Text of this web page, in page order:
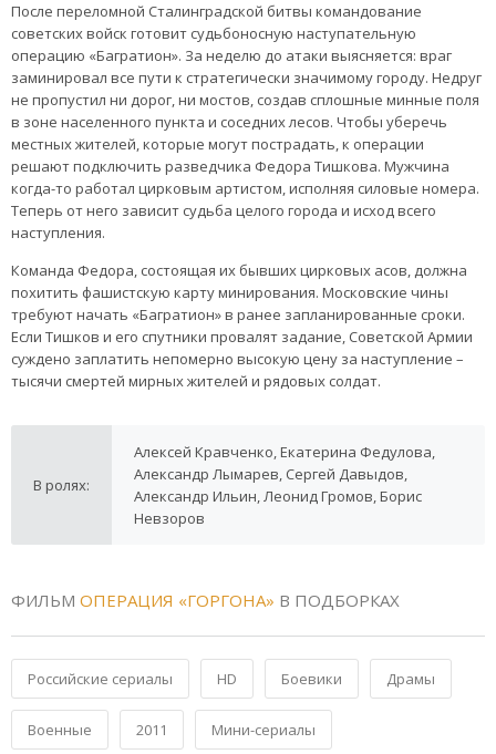
После переломной Сталинградской битвы командование
советских войск готовит судьбоносную наступательную
операцию «Багратион». За неделю до атаки выясняется: враг
заминировал все пути к стратегически значимому городу. Недруг
не пропустил ни дорог, ни мостов, создав сплошные минные поля
в зоне населенного пункта и соседних лесов. Чтобы уберечь
местных жителей, которые могут пострадать, к операции
решают подключить разведчика Федора Тишкова. Мужчина
когда-то работал цирковым артистом, исполняя силовые номера.
Теперь от него зависит судьба целого города и исход всего
наступления.
Команда Федора, состоящая их бывших цирковых асов, должна
похитить фашистскую карту минирования. Московские чины
требуют начать «Багратион» в ранее запланированные сроки.
Если Тишков и его спутники провалят задание, Советской Армии
суждено заплатить непомерно высокую цену за наступление –
тысячи смертей мирных жителей и рядовых солдат.
В ролях:
Алексей Кравченко, Екатерина Федулова,
Александр Лымарев, Сергей Давыдов,
Александр Ильин, Леонид Громов, Борис
Невзоров
ФИЛЬМ ОПЕРАЦИЯ «ГОРГОНА» В ПОДБОРКАХ
Российские сериалы HD Боевики Драмы
Военные 2011 Мини-сериалы